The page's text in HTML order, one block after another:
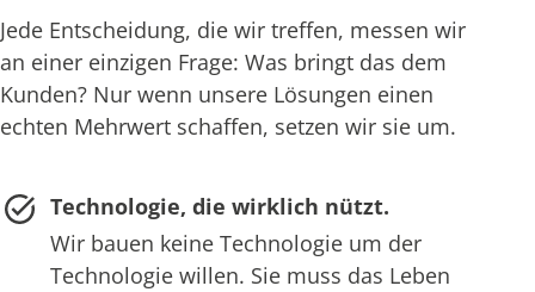
Jede Entscheidung, die wir treffen, messen wir
an einer einzigen Frage: Was bringt das dem
Kunden? Nur wenn unsere Lösungen einen
echten Mehrwert schaffen, setzen wir sie um.
Technologie, die wirklich nützt.
Wir bauen keine Technologie um der
Technologie willen. Sie muss das Leben